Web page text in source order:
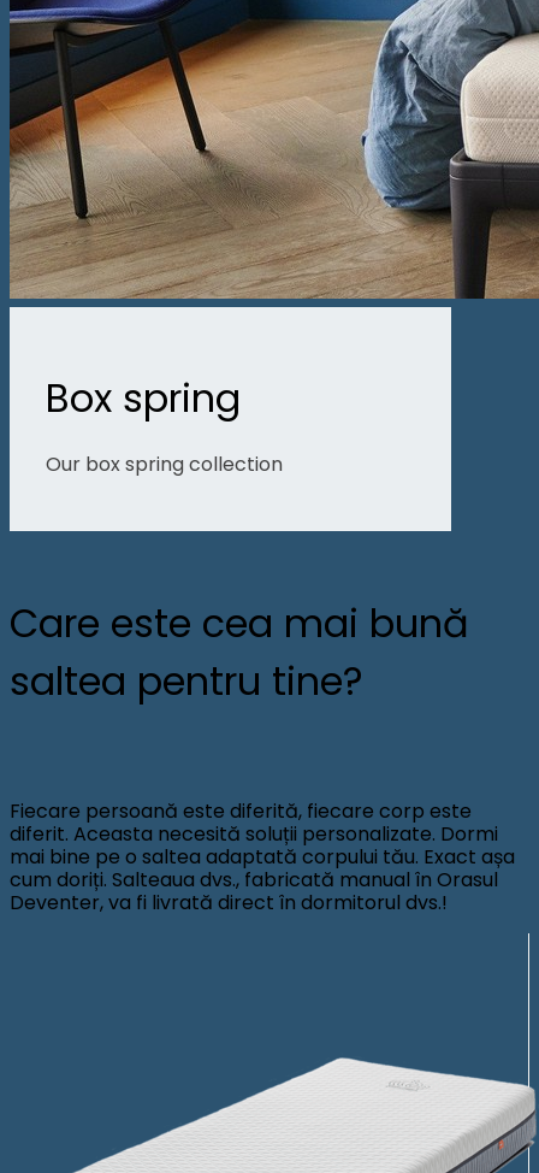
Box spring
Our box spring collection
Care este cea mai bună
saltea pentru tine?
Fiecare persoană este diferită, fiecare corp este
diferit. Aceasta necesită soluții personalizate. Dormi
mai bine pe o saltea adaptată corpului tău. Exact așa
cum doriți. Salteaua dvs., fabricată manual în Orasul
Deventer, va fi livrată direct în dormitorul dvs.!